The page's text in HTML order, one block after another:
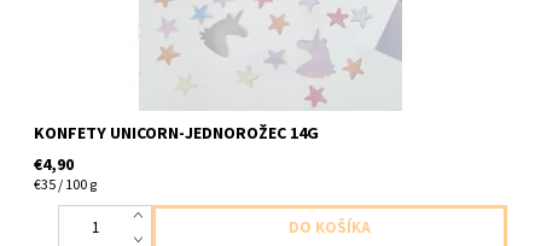
KONFETY UNICORN-JEDNOROŽEC 14G
€4,90
€35 / 100 g